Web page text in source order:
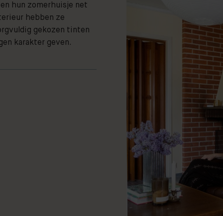
hun zomerhuisje net
hebben ze
gekozen tinten
karakter geven.